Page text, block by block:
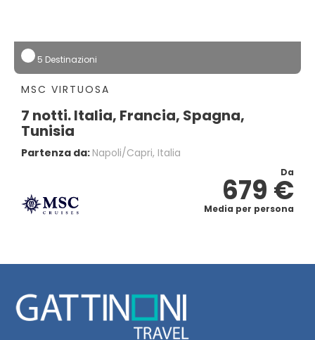
5 Destinazioni
MSC VIRTUOSA
7 notti. Italia, Francia, Spagna,
Tunisia
Partenza da: Napoli/capri, Italia
Da
679 €
Media per persona